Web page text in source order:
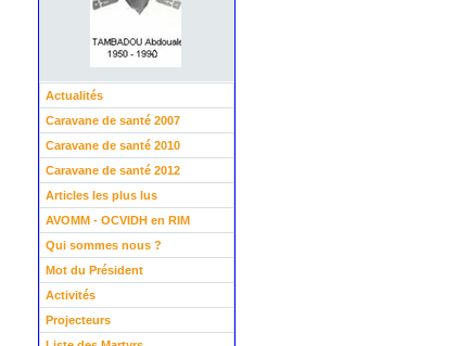
Actualités
Caravane de santé 2007
Caravane de santé 2010
Caravane de santé 2012
Articles les plus lus
AVOMM - OCVIDH en RIM
Qui sommes nous ?
Mot du Président
Activités
Projecteurs